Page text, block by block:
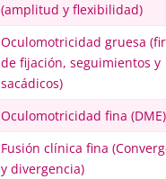
(amplitud y flexibilidad)
Oculomotricidad gruesa
de fijación, seguimientos y
sacádicos)
Oculomotricidad fina (DME)
Fusión clínica fina
y divergencia)